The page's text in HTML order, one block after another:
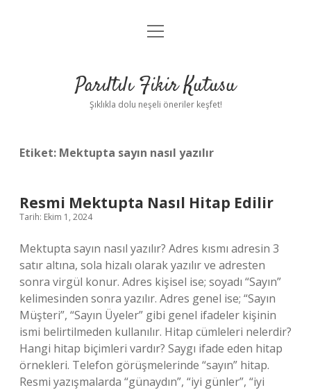
Anasayfa
Yasal Uyarı
menüyü
Parıltılı Fikir Kutusu
Şıklıkla dolu neşeli öneriler keşfet!
Etiket: Mektupta sayın nasıl yazılır
Resmi Mektupta Nasıl Hitap Edilir
Tarih: Ekim 1, 2024
Mektupta sayın nasıl yazılır? Adres kısmı adresin 3
satır altına, sola hizalı olarak yazılır ve adresten
sonra virgül konur. Adres kişisel ise; soyadı “Sayın”
kelimesinden sonra yazılır. Adres genel ise; “Sayın
Müşteri”, “Sayın Üyeler” gibi genel ifadeler kişinin
ismi belirtilmeden kullanılır. Hitap cümleleri nelerdir?
Hangi hitap biçimleri vardır? Saygı ifade eden hitap
örnekleri. Telefon görüşmelerinde “sayın” hitap.
Resmi yazışmalarda “günaydın”, “iyi günler”, “iyi